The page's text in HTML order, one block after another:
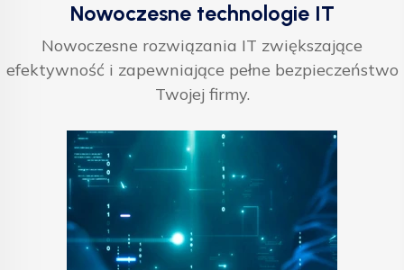
Nowoczesne technologie IT
Nowoczesne rozwiązania IT zwiększające
efektywność i zapewniające pełne bezpieczeństwo
Twojej firmy.